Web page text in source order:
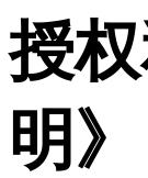
授
明》